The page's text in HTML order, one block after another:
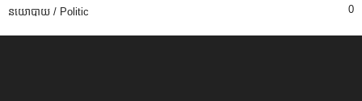
នយោបាយ / Politic 0